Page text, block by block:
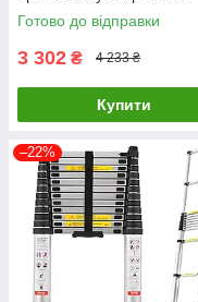
складана драбина для
та ремонту
Готово до відправки
3 302 ₴ 4 233 ₴
Купити
–22%